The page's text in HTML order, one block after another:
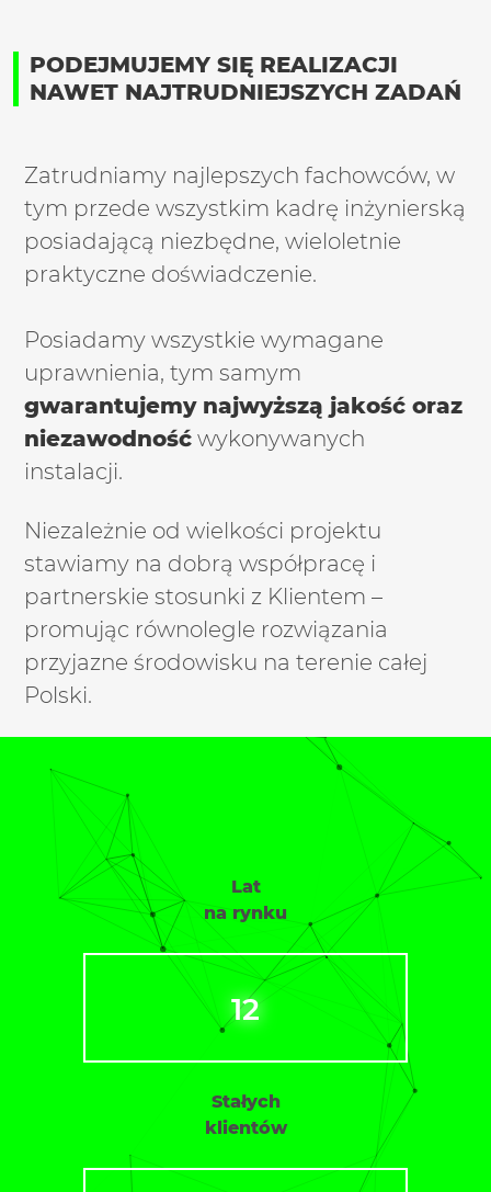
PODEJMUJEMY SIĘ REALIZACJI
NAWET NAJTRUDNIEJSZYCH ZADAŃ
Zatrudniamy najlepszych fachowców, w
tym przede wszystkim kadrę inżynierską
posiadającą niezbędne, wieloletnie
praktyczne doświadczenie.
Posiadamy wszystkie wymagane
uprawnienia, tym samym
gwarantujemy najwyższą jakość oraz
niezawodność wykonywanych
instalacji.
Niezależnie od wielkości projektu
stawiamy na dobrą współpracę i
partnerskie stosunki z Klientem –
promując równolegle rozwiązania
przyjazne środowisku na terenie całej
Polski.
Lat
na rynku
12
Stałych
klientów